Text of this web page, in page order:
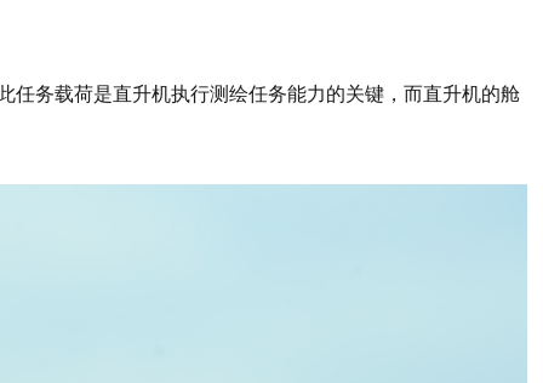
任务载荷是直升机执行测绘任务能力的关键，而直升机的舱